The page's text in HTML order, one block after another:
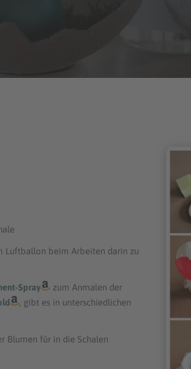
Luftballon beim Arbeiten darin zu
Spray
zum Anmalen der
, gibt es in unterschiedlichen
Blumen für in die Schalen